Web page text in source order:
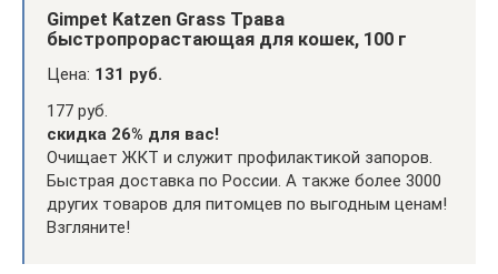
Gimpet Katzen Grass Трава
быстропрорастающая для кошек, 100 г
Цена: 131 руб.
177 руб.
скидка 26% для вас!
Очищает ЖКТ и служит профилактикой запоров.
Быстрая доставка по России. А также более 3000
других товаров для питомцев по выгодным ценам!
Взгляните!